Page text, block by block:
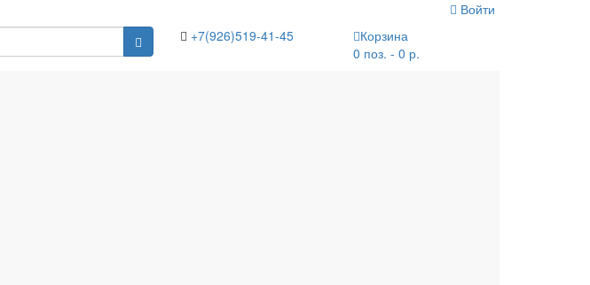
Войти
+7(926)519-41-45
Корзина
0 поз. - 0 р.